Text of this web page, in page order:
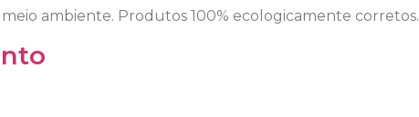
ambiente. Produtos 100% ecologicamente corretos.